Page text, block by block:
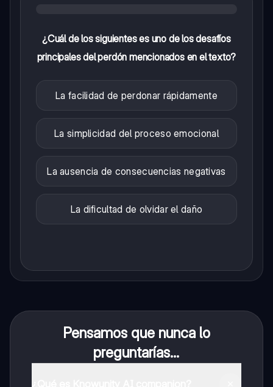
¿Cuál de los siguientes es uno de los desafíos
principales del perdón mencionados en el texto?
La facilidad de perdonar rápidamente
La simplicidad del proceso emocional
La ausencia de consecuencias negativas
La dificultad de olvidar el daño
Pensamos que nunca lo
preguntarías...